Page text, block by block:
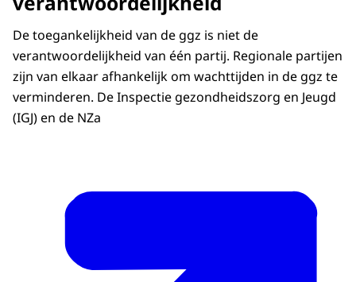
De toegankelijkheid van de ggz is niet de
verantwoordelijkheid van één partij. Regionale partijen
zijn van elkaar afhankelijk om wachttijden in de ggz te
verminderen. De Inspectie gezondheidszorg en Jeugd
(IGJ) en de NZa